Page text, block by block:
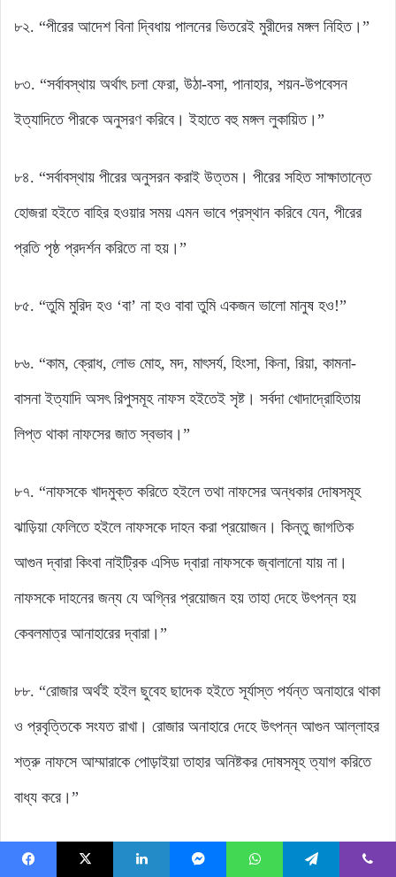
৮২. “পীরের আদেশ বিনা দ্বিধায় পালনের ভিতরেই মুরীদের মঙ্গল নিহিত।”
৮৩. “সর্বাবস্থায় অর্থাৎ চলা ফেরা, উঠা-বসা, পানাহার, শয়ন-উপবেসন
ইত্যাদিতে পীরকে অনুসরণ করিবে। ইহাতে বহু মঙ্গল লুকায়িত।”
৮৪. “সর্বাবস্থায় পীরের অনুসরন করাই উত্তম। পীরের সহিত সাক্ষাতান্তে
হোজরা হইতে বাহির হওয়ার সময় এমন ভাবে প্রস্থান করিবে যেন, পীরের
প্রতি পৃষ্ঠ প্রদর্শন করিতে না হয়।”
৮৫. “তুমি মুরিদ হও ‘বা’ না হও বাবা তুমি একজন ভালো মানুষ হও!”
৮৬. “কাম, ক্রোধ, লোভ মোহ, মদ, মাৎসর্য, হিংসা, কিনা, রিয়া, কামনা-
বাসনা ইত্যাদি অসৎ রিপুসমূহ নাফস হইতেই সৃষ্ট। সর্বদা খোদাদ্রোহিতায়
লিপ্ত থাকা নাফসের জাত স্বভাব।”
৮৭. “নাফসকে খাদমুক্ত করিতে হইলে তথা নাফসের অন্ধকার দোষসমূহ
ঝাড়িয়া ফেলিতে হইলে নাফসকে দাহন করা প্রয়োজন। কিন্তু জাগতিক
আগুন দ্বারা কিংবা নাইট্রিক এসিড দ্বারা নাফসকে জ্বালানো যায় না।
নাফসকে দাহনের জন্য যে অগ্নির প্রয়োজন হয় তাহা দেহে উৎপন্ন হয়
কেবলমাত্র আনাহারের দ্বারা।”
৮৮. “রোজার অর্থই হইল ছুবেহ ছাদেক হইতে সূর্যাস্ত পর্যন্ত অনাহারে থাকা
ও প্রবৃত্তিকে সংযত রাখা। রোজার অনাহারে দেহে উৎপন্ন আগুন আল্লাহর
শত্রু নাফসে আম্মারাকে পোড়াইয়া তাহার অনিষ্টকর দোষসমূহ ত্যাগ করিতে
বাধ্য করে।”
৮৯. “যে কোন যুদ্ধেই বিজয়ের জন্য যুদ্ধাস্ত্রের প্রয়োজন। নাফসের সাথে